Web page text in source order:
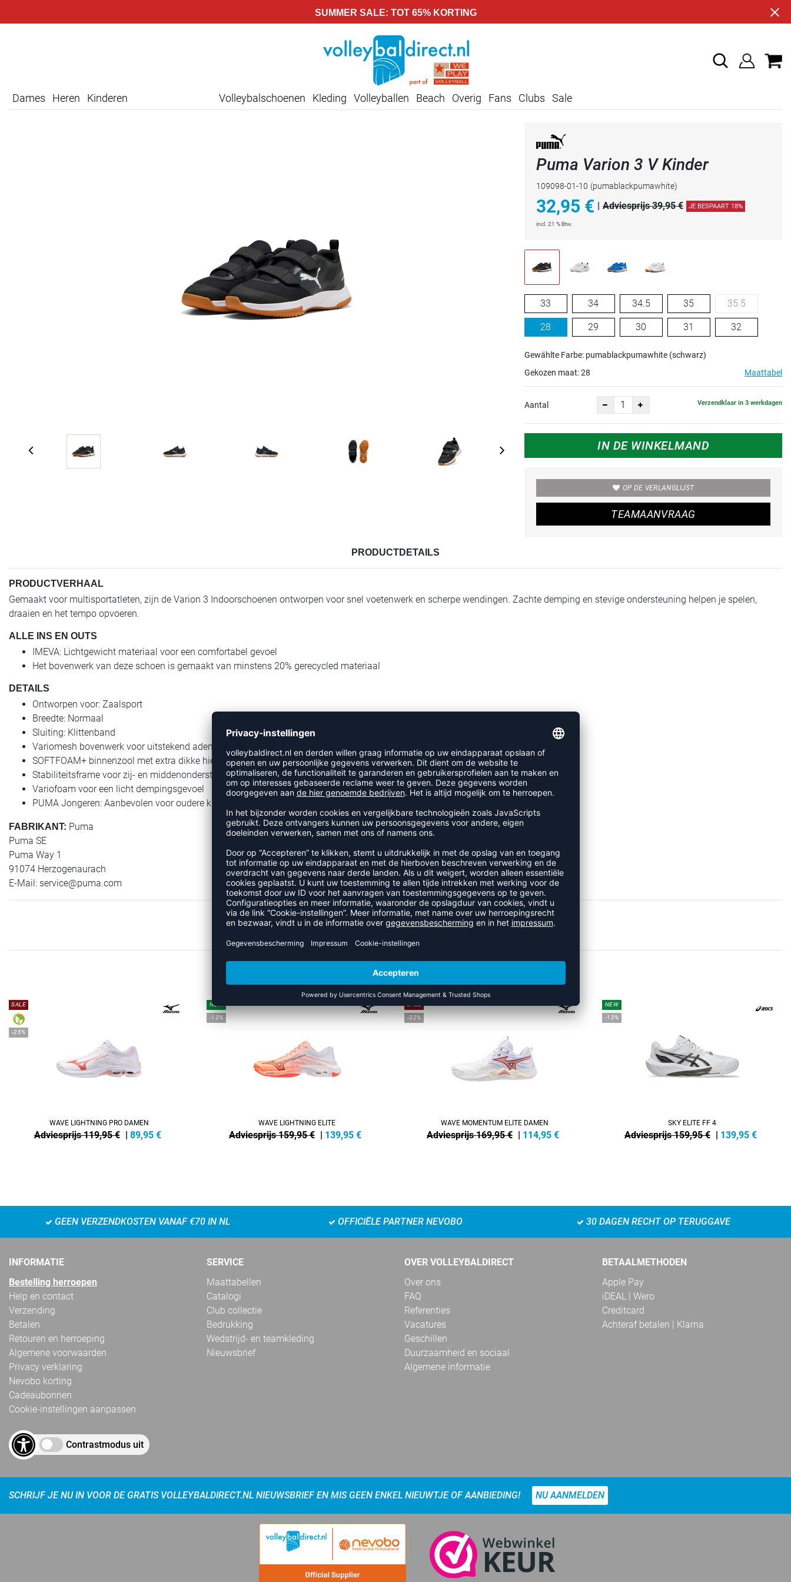
SUMMER SALE: TOT 65% KORTING
Dames Heren Kinderen Volleybalschoenen Kleding Volleyballen Beach Overig Fans Clubs Sale
Puma Varion 3 V Kinder
109098-01-10 (pumablackpumawhite)
32,95 € Adviesprijs 39,95 € JE BESPAART 18%
incl. 21 % Btw.
33 34 34.5 35 35.5
28 29 30 31 32
Gewählte Farbe: pumablackpumawhite (schwarz)
Gekozen maat:28 Maattabel
Aantal Verzendklaar in 3 werkdagen
IN DE WINKELMAND
OP DE VERLANGLIJST
TEAMAANVRAAG
PRODUCTDETAILS
PRODUCTVERHAAL
Gemaakt voor multisportatleten, zijn de Varion 3 Indoorschoenen ontworpen voor snel voetenwerk en scherpe wendingen. Zachte demping en stevige ondersteuning helpen je spelen,
draaien en het tempo opvoeren.
ALLE INS EN OUTS
IMEVA: Lichtgewicht materiaal voor een comfortabel gevoel
Het bovenwerk van deze schoen is gemaakt van minstens 20% gerecycled materiaal
DETAILS
Ontworpen voor: Zaalsport
Breedte: Normaal
Sluiting: Klittenband
Variomesh bovenwerk voor uitstekend ademend vermogen en comfort
SOFTFOAM+ binnenzool met extra dikke hiel voor comfort bij het aantrekken.
Stabiliteitsframe voor zij- en middenondersteuning
Variofoam voor een licht dempingsgevoel
PUMA Jongeren: Aanbevolen voor oudere kinderen tussen 8 en 16 jaar
FABRIKANT: Puma
Puma SE
Puma Way 1
91074 Herzogenaurach
E-Mail: service@puma.com
RECENT BEKEKEN
MEER UIT DE CATEGORIE ADIDAS
SALE
-25%
WAVE LIGHTNING PRO DAMEN
Adviesprijs 119,95 € | 89,95 €
NEW
-13%
WAVE LIGHTNING ELITE
Adviesprijs 159,95 € | 139,95 €
-32%
WAVE MOMENTUM ELITE DAMEN
Adviesprijs 169,95 € | 114,95 €
NEW
-13%
SKY ELITE FF 4
Adviesprijs 159,95 € | 139,95 €
GEEN VERZENDKOSTEN VANAF €70 IN NL OFFICIËLE PARTNER NEVOBO 30 DAGEN RECHT OP TERUGGAVE
INFORMATIE
Bestelling herroepen
Help en contact
Verzending
Betalen
Retouren en herroeping
Algemene voorwaarden
Privacy verklaring
Nevobo korting
Cadeaubonnen
Cookie-instellingen aanpassen
Contrastmodus uit
SERVICE
Maattabellen
Catalogi
Club collectie
Bedrukking
Wedstrijd- en teamkleding
Nieuwsbrief
OVER VOLLEYBALDIRECT
Over ons
FAQ
Referenties
Vacatures
Geschillen
Duurzaamheid en sociaal
Algemene informatie
BETAALMETHODEN
Apple Pay
iDEAL | Wero
Creditcard
Achteraf betalen | Klarna
SCHRIJF JE NU IN VOOR DE GRATIS VOLLEYBALDIRECT.NL NIEUWSBRIEF EN MIS GEEN ENKEL NIEUWTJE OF AANBIEDING! NU AANMELDEN